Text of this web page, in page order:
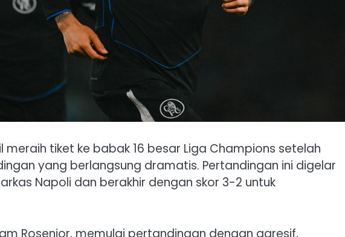
meraih tiket ke babak 16 besar Liga Champions setelah
yang berlangsung dramatis. Pertandingan ini digelar
Napoli dan berakhir dengan skor 3-2 untuk
Rosenior, memulai pertandingan dengan agresif,